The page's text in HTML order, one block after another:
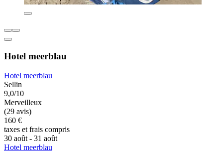
Hotel meerblau
Hotel meerblau
Sellin
9,0/10
Merveilleux
(29 avis)
160 €
taxes et frais compris
30 août - 31 août
Hotel meerblau